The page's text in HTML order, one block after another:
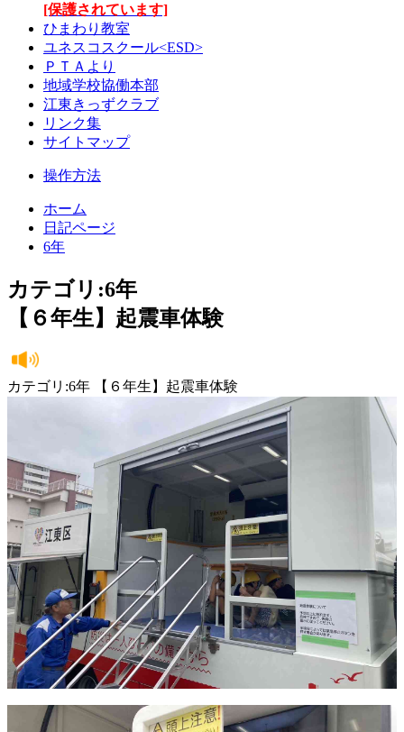
[保護されています]
ひまわり教室
ユネスコスクール<ESD>
ＰＴＡより
地域学校協働本部
江東きっずクラブ
リンク集
サイトマップ
操作方法
ホーム
日記ページ
6年
カテゴリ:6年
【６年生】起震車体験
カテゴリ:6年 【６年生】起震車体験